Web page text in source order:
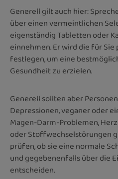
Generell gilt auch hier:
über einen vermeintlichen
eigenständig Tabletten oder
einnehmen. Er wird die für Sie
festlegen, um eine
Gesundheit zu erzielen.
Generell sollten aber
Depressionen, veganer oder
Magen-Darm-Problemen,
oder Stoffwechselstörungen
prüfen, ob sie eine normale
und gegebenenfalls über die
entscheiden.